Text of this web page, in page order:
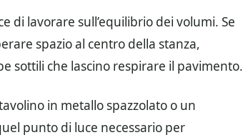
di lavorare sull’equilibrio dei volumi. Se
spazio al centro della stanza,
sottili che lascino respirare il pavimento.
in metallo spazzolato o un
punto di luce necessario per